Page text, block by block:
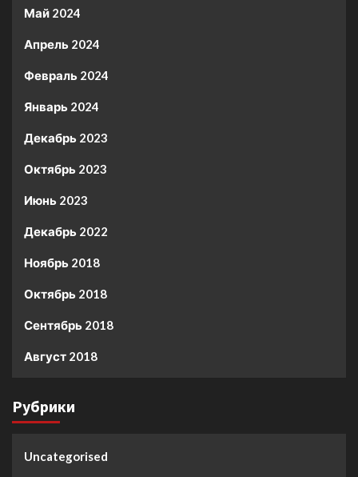
Май 2024
Апрель 2024
Февраль 2024
Январь 2024
Декабрь 2023
Октябрь 2023
Июнь 2023
Декабрь 2022
Ноябрь 2018
Октябрь 2018
Сентябрь 2018
Август 2018
Рубрики
Uncategorised